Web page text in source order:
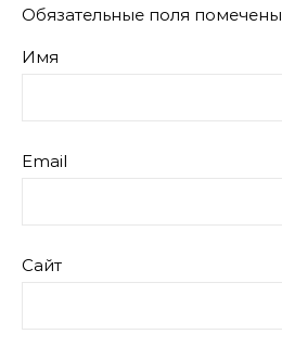
Обязательные поля помечены
Имя
Email
Сайт